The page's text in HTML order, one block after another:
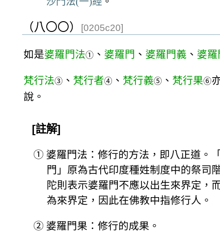
（八〇〇） [0205c20]
如是婆羅門法① 、 婆羅門 、 婆羅門義 、 婆
梵行法③ 、 梵行者④ 、 梵行義⑤ 、 梵行果⑥
說。
[註解]
① 婆羅門法：修行的方法，即八正道。
門」原為古代印度種姓制度中的祭司
陀則表示婆羅門不應以出生來界定，
為來界定，因此在佛教中指修行人。
② 婆羅門果：修行的成果。